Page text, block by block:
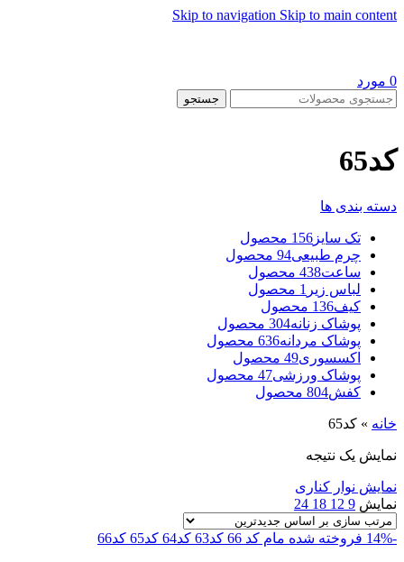
Skip to navigation Skip to main content
0 مورد
جستجو
کد65
دسته بندی ها
تک سایز 156 محصول
چرم طبیعی94 محصول
ساعت438 محصول
لباس زیر 1 محصول
کیف136 محصول
پوشاک زنانه304 محصول
پوشاک مردانه636 محصول
اکسسوری49 محصول
پوشاک ورزشی47 محصول
کفش804 محصول
خانه » کد65
نمایش یک نتیجه
نمایش نوار کناری
نمایش 9
12
18
24
-14% فروخته شده مام کد 66 کد63 کد64 کد65 کد66